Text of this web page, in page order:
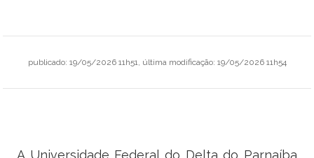
Ministério do Trabalho
publicado: 19/05/2026 11h51, última modificação: 19/05/2026 11h54